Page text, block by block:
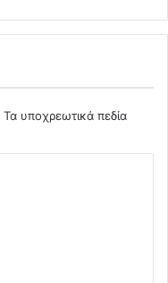
Τα υποχρεωτικά πεδία